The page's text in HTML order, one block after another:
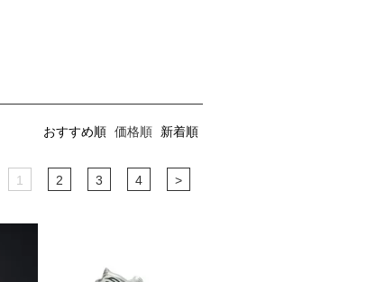
おすすめ順 価格順 新着順
1 2 3 4 >